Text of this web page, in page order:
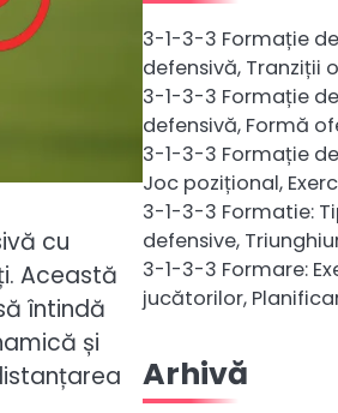
cu
Această
întindă
și
3-1-3-3 Formație
defensivă, Tranziții
3-1-3-3 Formație
defensivă, Formă
3-1-3-3 Formație
Joc pozițional,
3-1-3-3 Formatie:
defensive,
3-1-3-3 Formare:
jucătorilor,
Arhivă